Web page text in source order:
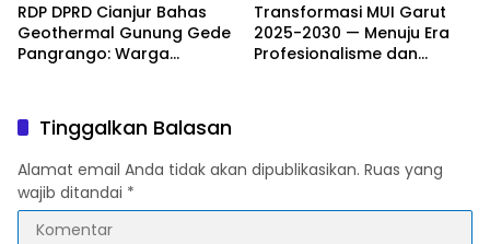
RDP DPRD Cianjur Bahas
Geothermal Gunung Gede
Pangrango: Warga
Kewenangan Ada di
Pemerintah Pusat
Transformasi MUI Garut
2025-2030 — Menuju Era
Profesionalisme dan
Tinggalkan Balasan
Alamat email Anda tidak akan dipublikasikan. Ruas yang
wajib ditandai *